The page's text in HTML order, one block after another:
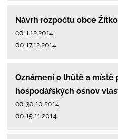
Návrh rozpočtu obce
od 1.12.2014
do 17.12.2014
Oznámení o lhůtě a místě
hospodářských osnov
od 30.10.2014
do 15.11.2014